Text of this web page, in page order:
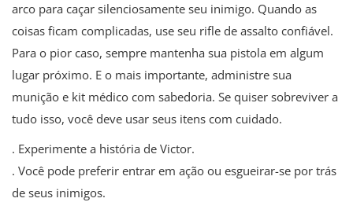
arco para caçar silenciosamente seu inimigo. Quando as
coisas ficam complicadas, use seu rifle de assalto confiável.
Para o pior caso, sempre mantenha sua pistola em algum
lugar próximo. E o mais importante, administre sua
munição e kit médico com sabedoria. Se quiser sobreviver a
tudo isso, você deve usar seus itens com cuidado.
. Experimente a história de Victor.
. Você pode preferir entrar em ação ou esgueirar-se por trás
de seus inimigos.